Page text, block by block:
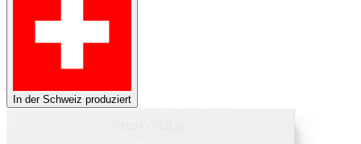
In der Schweiz produziert